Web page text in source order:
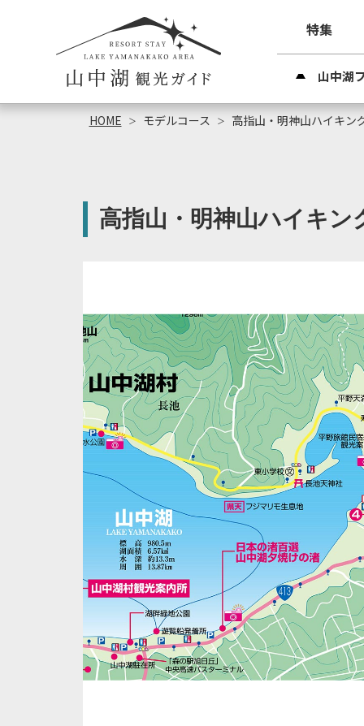
特集
山中湖
HOME モデルコース 高指山・明神山ハイキン
高指山・明神山ハイキン